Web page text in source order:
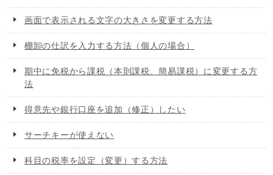
画面で表示される文字の大きさを変更する方法
棚卸の仕訳を入力する方法（個人の場合）
期中に免税から課税（本則課税、簡易課税）に変更する方
法
得意先や銀行口座を追加（修正）したい
サーチキーが使えない
科目の税率を設定（変更）する方法